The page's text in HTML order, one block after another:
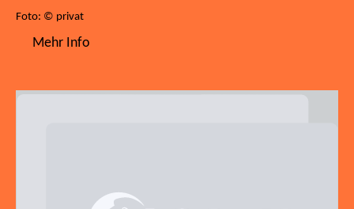
Foto: © privat
Mehr Info